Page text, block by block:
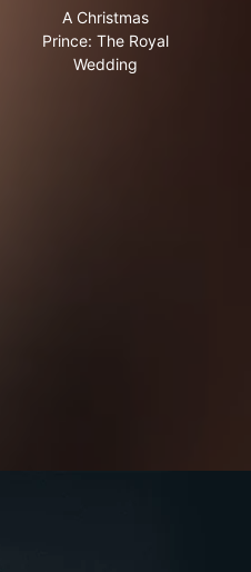
A Christmas
Prince: The Royal
Wedding